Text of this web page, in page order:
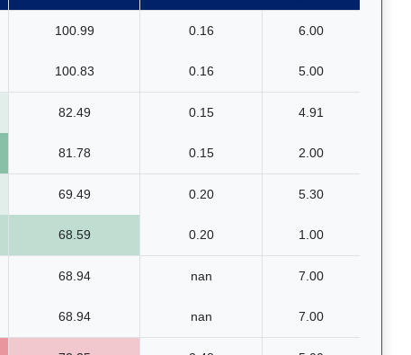
100.99 0.16 6.00
100.83 0.16 5.00
82.49 0.15 4.91
81.78 0.15 2.00
69.49 0.20 5.30
68.59 0.20 1.00
68.94 nan 7.00
68.94 nan 7.00